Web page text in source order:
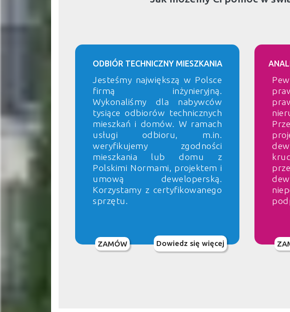
ODBIÓR TECHNICZNY MIESZKANIA
Jesteśmy największą w Polsce
firmą inżynieryjną.
Wykonaliśmy dla nabywców
tysiące odbiorów technicznych
mieszkań i domów. W ramach
usługi odbioru, m.in.
weryfikujemy zgodności
mieszkania lub domu z
Polskimi Normami, projektem i
umową deweloperską.
Korzystamy z certyfikowanego
sprzętu.
ZAMÓW Dowiedz się więcej